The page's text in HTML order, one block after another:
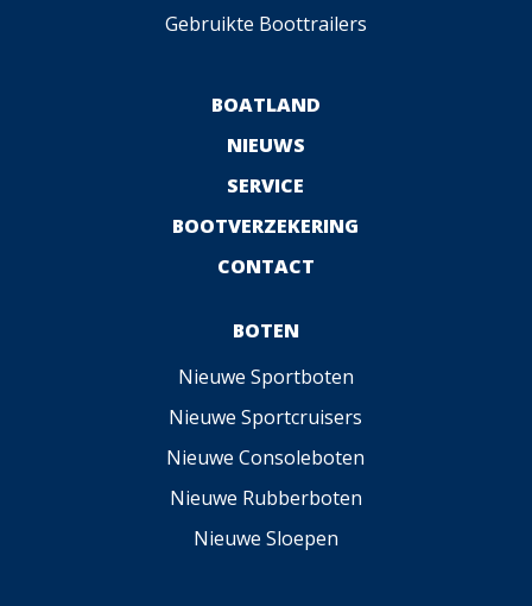
Gebruikte Boottrailers
BOATLAND
NIEUWS
SERVICE
BOOTVERZEKERING
CONTACT
BOTEN
Nieuwe Sportboten
Nieuwe Sportcruisers
Nieuwe Consoleboten
Nieuwe Rubberboten
Nieuwe Sloepen